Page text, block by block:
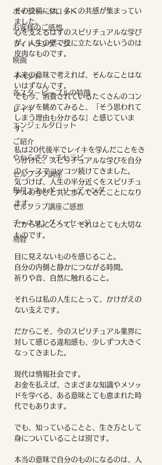
ボイジャータロット
お客様のご感想
ライトランゲージ
映画
イベント
各スターピープルの特徴
レイキ
エンジェルタロット
ご紹介
やわらぎタッチセラピー
セルフラブ講座
毎月エネルギーリーディング
セルフラブ講座ご感想
チャネリングメッセージ
易経
その投稿には、多くの共感が集まってい
ました。
心を支えるはずのスピリチュアルな学び
が、人生の壁で役に立たないというのは
皮肉なものです。
本来の意味で考えれば、そんなことはな
いはずなんです。
でも今、消費されているたくさんのコン
テンツを眺めてみると、「そう思われて
しまう理由も分かるな」と感じていま
す。
私は20代後半でレイキを学んだことをき
っかけに、スピリチュアルな学びを自分
のペースでコツコツ続けてきました。
気づけば、人生の半分近くをスピリチュ
アルの学びと共に歩んできたことになり
ます。
だから私にとって、それはとても大切な
ものです。
目に見えないものを感じること。
自分の内側と静かにつながる時間。
祈りや音、自然に触れること。
それらは私の人生にとって、かけがえの
ない支えです。
だからこそ、今のスピリチュアル業界に
対して感じる違和感も、少しずつ大きく
なってきました。
現代は情報社会です。
お金を払えば、さまざまな知識やメソッ
ドを学べる、ある意味とても恵まれた時
代でもあります。
でも、知っていることと、生き方として
身についていることは別です。
本当の意味で自分のものになるのは、人